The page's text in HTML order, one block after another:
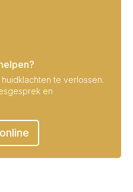
te verlossen.
en